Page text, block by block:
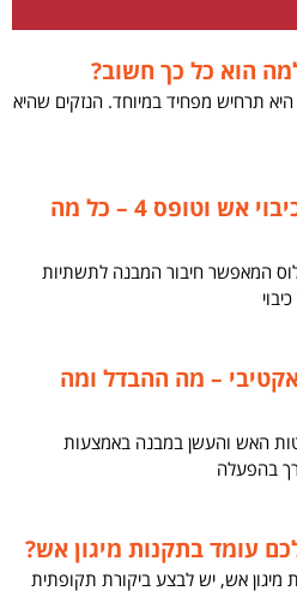
הוא כל כך חשוב?
תרחיש מפחיד במיוחד. הנזקים שהיא
השלבים לקבלת אישור כיבוי אש וטופס 4 – כל מה
האכלוס המאפשר חיבור המבנה לתשתיות
– מה ההבדל ומה
האש והעשן במבנה באמצעות
בהפעלה
עומד בתקנות מיגון אש?
מיגון אש, יש לבצע ביקורת תקופתית